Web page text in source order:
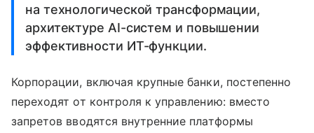
на технологической трансформации,
архитектуре AI-систем и повышении
эффективности ИТ-функции.
Корпорации, включая крупные банки, постепенно
переходят от контроля к управлению: вместо
запретов вводятся внутренние платформы